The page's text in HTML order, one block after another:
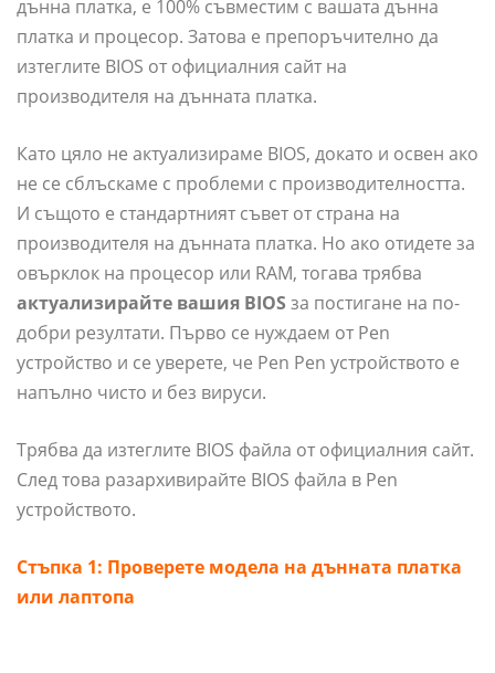
дънна платка, е 100% съвместим с вашата дънна
платка и процесор. Затова е препоръчително да
изтеглите BIOS от официалния сайт на
производителя на дънната платка.
Като цяло не актуализираме BIOS, докато и освен ако
не се сблъскаме с проблеми с производителността.
И същото е стандартният съвет от страна на
производителя на дънната платка. Но ако отидете за
овърклок на процесор или RAM, тогава трябва
актуализирайте вашия BIOS за постигане на по-
добри резултати. Първо се нуждаем от Pen
устройство и се уверете, че Pen Pen устройството е
напълно чисто и без вируси.
Трябва да изтеглите BIOS файла от официалния сайт.
След това разархивирайте BIOS файла в Pen
устройството.
Стъпка 1: Проверете модела на дънната платка
или лаптопа